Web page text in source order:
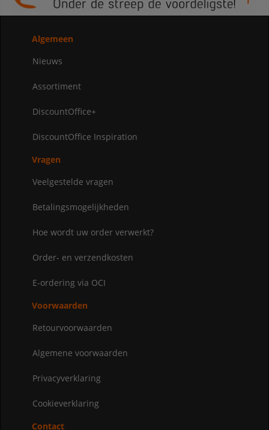
Algemeen
Nieuws
Assortiment
DiscountOffice+
DiscountOffice Inspiration
Vragen
Veelgestelde vragen
Betalingsmogelijkheden
Hoe wordt uw order verwerkt?
Order- en verzendkosten
E-ordering via OCI
Voorwaarden
Retourvoorwaarden
Algemene voorwaarden
Privacyverklaring
Cookieverklaring
Contact